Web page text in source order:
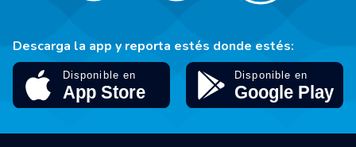
Descarga la app y reporta estés donde estés: